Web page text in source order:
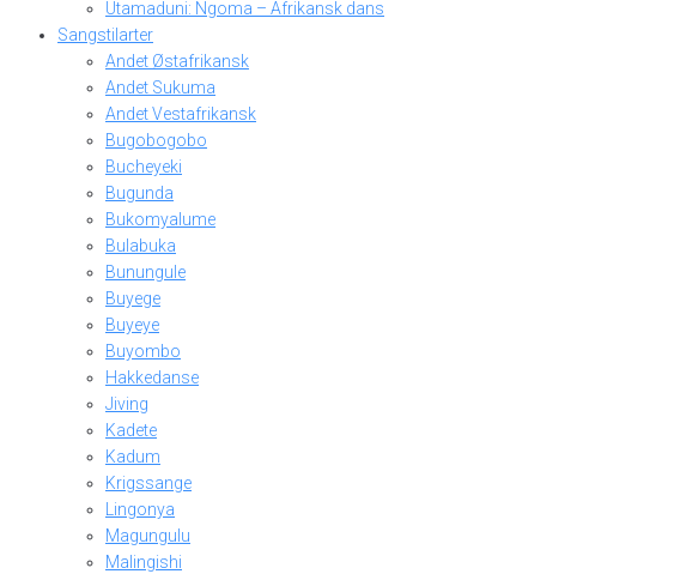
Utamaduni: Ngoma – Afrikansk dans
Sangstilarter
Andet Østafrikansk
Andet Sukuma
Andet Vestafrikansk
Bugobogobo
Bucheyeki
Bugunda
Bukomyalume
Bulabuka
Bunungule
Buyege
Buyeye
Buyombo
Hakkedanse
Jiving
Kadete
Kadum
Krigssange
Lingonya
Magungulu
Malingishi